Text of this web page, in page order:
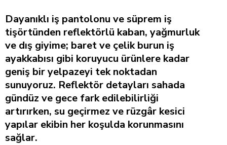
Dayanıklı iş pantolonu ve süprem iş
tişörtünden reflektörlü kaban, yağmurluk
ve dış giyime; baret ve çelik burun iş
ayakkabısı gibi koruyucu ürünlere kadar
geniş bir yelpazeyi tek noktadan
sunuyoruz. Reflektör detayları sahada
gündüz ve gece fark edilebilirliği
artırırken, su geçirmez ve rüzgâr kesici
yapılar ekibin her koşulda korunmasını
sağlar.